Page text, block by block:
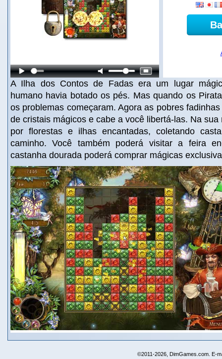
A Ilha dos Contos de Fadas era um lugar
humano havia botado os pés. Mas quando os
os problemas começaram. Agora as pobres
de cristais mágicos e cabe a você libertá-las. Na
por florestas e ilhas encantadas, coletando
caminho. Você também poderá visitar a feira
castanha dourada poderá comprar mágicas
©2011-2026, DimGames.com. E-